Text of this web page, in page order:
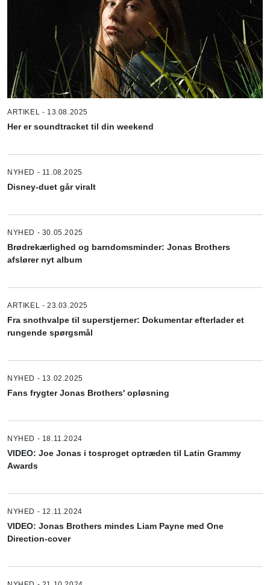
ARTIKEL - 13.08.2025
Her er soundtracket til din weekend
NYHED - 11.08.2025
Disney-duet går viralt
NYHED - 30.05.2025
Brødrekærlighed og barndomsminder: Jonas Brothers
afslører nyt album
ARTIKEL - 23.03.2025
Fra snothvalpe til superstjerner: Dokumentar efterlader et
rungende spørgsmål
NYHED - 13.02.2025
Fans frygter Jonas Brothers' opløsning
NYHED - 18.11.2024
VIDEO: Joe Jonas i tosproget optræden til Latin Grammy
Awards
NYHED - 12.11.2024
VIDEO: Jonas Brothers mindes Liam Payne med One
Direction-cover